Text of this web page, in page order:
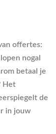
offertes:
nogal
betaal je
Het
de
in jouw